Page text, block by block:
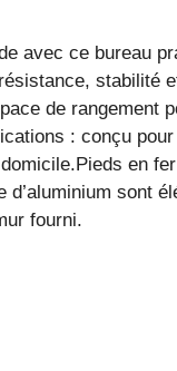
avec ce bureau
stabilité
de rangement
: conçu
en
sont
fourni.